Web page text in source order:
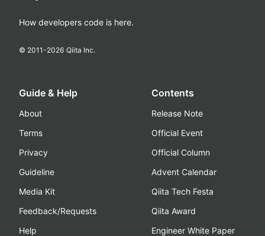
How developers code is here.
© 2011-2026 Qiita Inc.
Guide & Help
About
Terms
Privacy
Guideline
Media Kit
Feedback/Requests
Help
Contents
Release Note
Official Event
Official Column
Advent Calendar
Qiita Tech Festa
Qiita Award
Engineer White Paper